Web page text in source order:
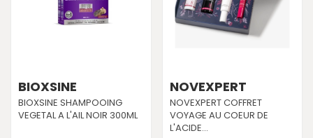
BIOXSINE
BIOXSINE SHAMPOOING
VEGETAL A L'AIL NOIR 300ML
NOVEXPERT
NOVEXPERT COFFRET
VOYAGE AU COEUR DE
L'ACIDE...